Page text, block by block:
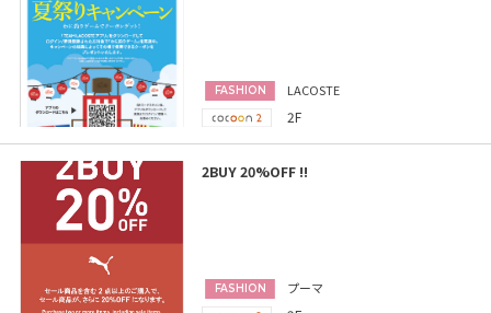
FASHION LACOSTE
2F
2BUY 20%OFF !!
FASHION プーマ